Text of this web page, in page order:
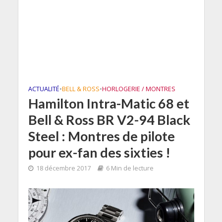
ACTUALITÉ•BELL & ROSS•HORLOGERIE / MONTRES
Hamilton Intra-Matic 68 et
Bell & Ross BR V2-94 Black
Steel : Montres de pilote
pour ex-fan des sixties !
18 décembre 2017 6 Min de lecture